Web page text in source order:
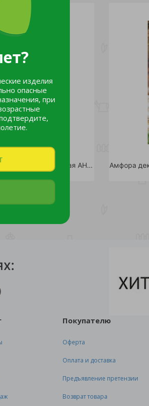
изделия
опасные
при
Амфора декоративная садовая АНТИК h-120см /1
9 841 руб.
Покупателю
Оферта
Оплата и доставка
Предъявление претензии
Возврат товара